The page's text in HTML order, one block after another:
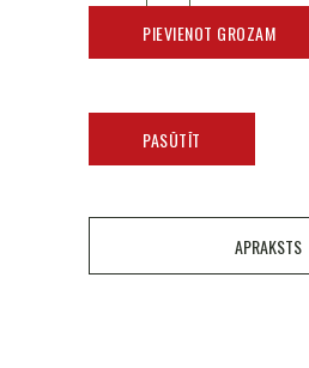
PIEVIENOT GROZAM
PASŪTĪT
APRAKSTS